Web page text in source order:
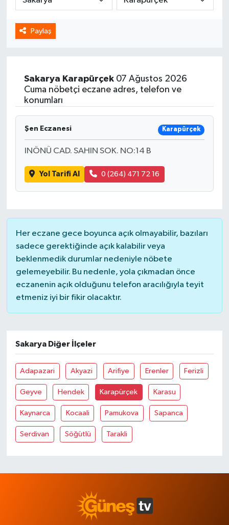
Paylaş
Sakarya Karapürçek07 Ağustos 2026
Cuma nöbetçi eczane adres, telefon ve
konumları
Şen Eczanesi Karapürçek
INÖNÜ CAD. SAHIN SOK. NO:14 B
Yol Tarifi Al 0 (264) 471 72 16
Her eczane gece boyunca açık olmayabilir, bazıları
sadece gerektiğinde açık kalabilir veya
beklenmedik durumlar nedeniyle nöbete
gelemeyebilir. Bu nedenle, yola çıkmadan önce
eczanenin açık olduğunu telefon aracılığıyla teyit
etmeniz iyi bir fikir olacaktır.
Sakarya Diğer İlçeler
Adapazari Akyazi Arifiye Erenler Ferizli
Geyve Hendek Karapürçek Karasu
Kaynarca Kocaali Pamukova Sapanca
Serdivan Söğütlü Tarakli